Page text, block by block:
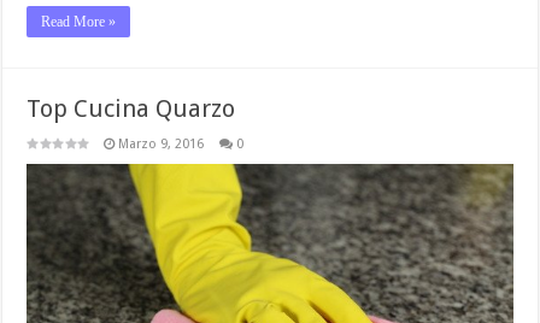
Read More »
Top Cucina Quarzo
Marzo 9, 2016 0